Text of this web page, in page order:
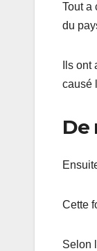
Tout a
du
Ils
causé
De
Cette
Selon